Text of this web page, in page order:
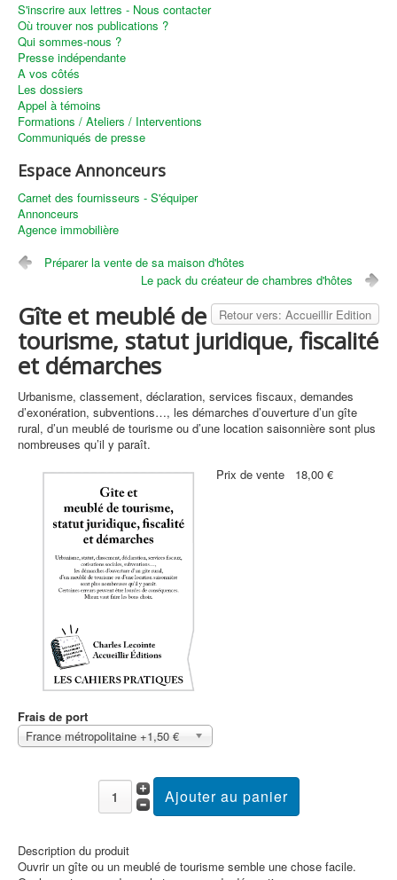
S'inscrire aux lettres - Nous contacter
Où trouver nos publications ?
Qui sommes-nous ?
Presse indépendante
A vos côtés
Les dossiers
Appel à témoins
Formations / Ateliers / Interventions
Communiqués de presse
Espace Annonceurs
Carnet des fournisseurs - S'équiper
Annonceurs
Agence immobilière
Préparer la vente de sa maison d'hôtes
Le pack du créateur de chambres d'hôtes
Retour vers: Accueillir Edition
Gîte et meublé de
tourisme, statut juridique, fiscalité
et démarches
Urbanisme, classement, déclaration, services fiscaux, demandes
d’exonération, subventions…, les démarches d’ouverture d’un gîte
rural, d’un meublé de tourisme ou d’une location saisonnière sont plus
nombreuses qu’il y paraît.
Prix ​​de vente
18,00 €
Frais de port
France métropolitaine +1,50 €
Description du produit
Ouvrir un gîte ou un meublé de tourisme semble une chose facile.